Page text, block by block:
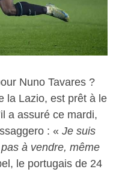
Nuno Tavares ?
la Lazio, est prêt à le
a assuré ce mardi,
: « Je suis
à vendre, même
le portugais de 24